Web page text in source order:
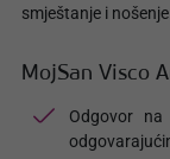
smještanje i nošenje.
MojSan Visco
Odgovor